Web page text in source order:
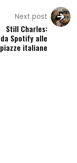
Next post
Still Charles:
da Spotify alle
piazze italiane